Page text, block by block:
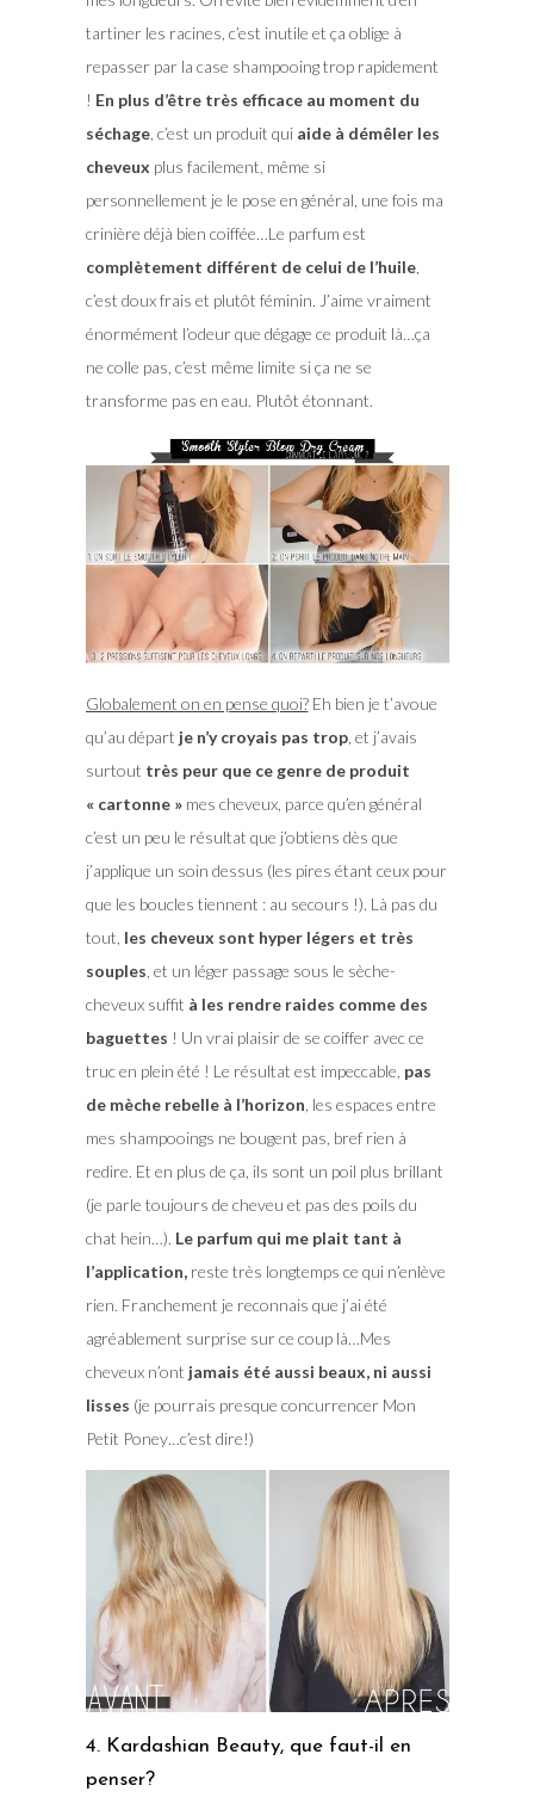
tartiner les racines, c’est inutile et ça oblige à
repasser par la case shampooing trop rapidement
! En plus d’être très efficace au moment du
séchage, c’est un produit qui aide à démêler les
cheveux plus facilement, même si
personnellement je le pose en général, une fois ma
crinière déjà bien coiffée…Le parfum est
complètement différent de celui de l’huile,
c’est doux frais et plutôt féminin. J’aime vraiment
énormément l’odeur que dégage ce produit là…ça
ne colle pas, c’est même limite si ça ne se
transforme pas en eau. Plutôt étonnant.
Globalement on en pense quoi?Eh bien je t’avoue
qu’au départ je n’y croyais pas trop, et j’avais
surtout très peur que ce genre de produit
« cartonne »mes cheveux, parce qu’en général
c’est un peu le résultat que j’obtiens dès que
j’applique un soin dessus (les pires étant ceux pour
que les boucles tiennent : au secours !). Là pas du
tout, les cheveux sont hyper légers et très
souples , et un léger passage sous le sèche-
cheveux suffit à les rendre raides comme des
baguettes ! Un vrai plaisir de se coiffer avec ce
truc en plein été ! Le résultat est impeccable, pas
de mèche rebelle à l’horizon , les espaces entre
mes shampooings ne bougent pas, bref rien à
redire. Et en plus de ça, ils sont un poil plus brillant
(je parle toujours de cheveu et pas des poils du
chat hein…). Le parfum qui me plait tant à
l’application,reste très longtemps ce qui n’enlève
rien. Franchement je reconnais que j’ai été
agréablement surprise sur ce coup là…Mes
cheveux n’ont jamais été aussi beaux, ni aussi
lisses (je pourrais presque concurrencer Mon
Petit Poney…c’est dire!)
4. Kardashian Beauty, que faut-il en
penser?